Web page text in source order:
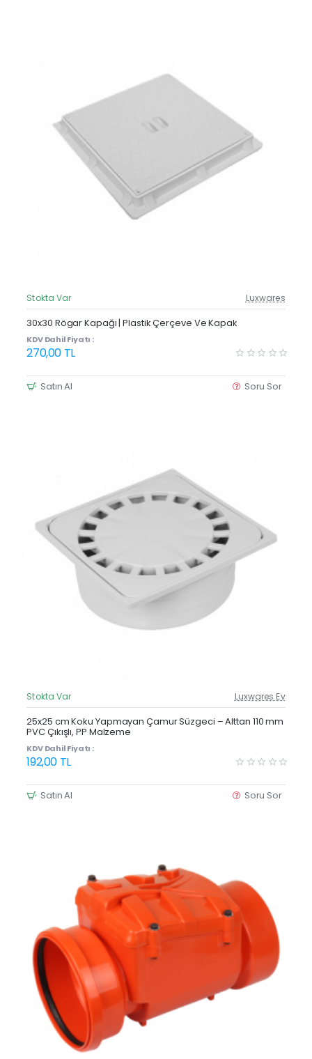
Güncel Fiyat
Stokta Var Luxwares
30x30 Rögar Kapağı | Plastik Çerçeve Ve Kapak
KDV Dahil Fiyatı :
270,00 TL
Satın Al Soru Sor
Güncel Fiyat
Yeni Ürün
Stokta Var Luxwares Ev
25x25 cm Koku Yapmayan Çamur Süzgeci – Alttan 110 mm
PVC Çıkışlı, PP Malzeme
KDV Dahil Fiyatı :
192,00 TL
Satın Al Soru Sor